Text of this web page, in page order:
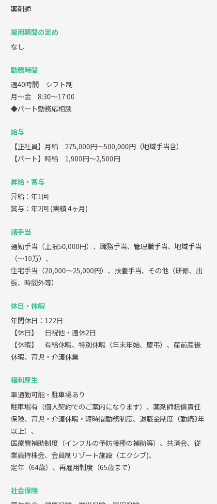
薬剤師
雇用期間の定め
なし
勤務時間
週40時間 シフト制
月～金 8:30～17:00
◆パート勤務応相談
給与
【正社員】月給 275,000円～500,000円（地域手当含）
【パート】時給 1,900円～2,500円
昇給・賞与
昇給：年1回
賞与：年2回(実績 4ヶ月)
諸手当
通勤手当（上限50,000円）、職務手当、管理職手当、地域手当
（～10万）、
住宅手当（20,000～25,000円）、扶養手当、その他（研修、出
張、時間外等）
休日・休暇
年間休日：122日
【休日】 日祝他・週休2日
【休暇】 有給休暇、特別休暇（年末年始、慶弔）、産前産後
休暇、育児・介護休業
福利厚生
車通勤可能・駐車場あり
駐車場有（個人契約でのご案内になります）、薬剤師賠償責任
保険、育児・介護休暇・短時間勤務制度、退職金制度（勤続3年
以上）、
医療費補助制度（インフルの予防接種の補助等）、共済会、従
業員持株会、会員制リゾート施設（エクシブ)、
定年（64歳）、再雇用制度（65歳まで）
社会保険